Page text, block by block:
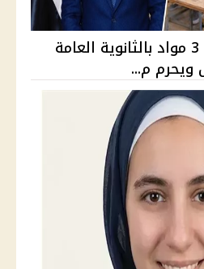
التعليم: الراسب في 3 مواد بالثانوية العامة
ويحرم م...